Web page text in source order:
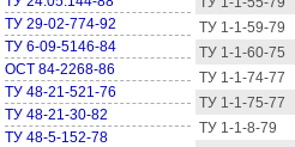
ТУ 29-02-774-92
ТУ 6-09-5146-84
ОСТ 84-2268-86
ТУ 48-21-521-76
ТУ 48-21-30-82
ТУ 48-5-152-78
ТУ 1-1-59-79
ТУ 1-1-60-75
ТУ 1-1-74-77
ТУ 1-1-75-77
ТУ 1-1-8-79